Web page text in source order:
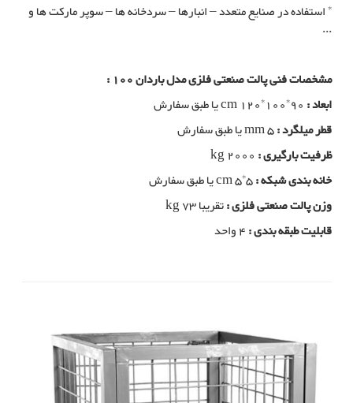
* استفاده در صنایع متعدد – انبارها – سردخانه ها – سوپر مارکت ها و
...
مشخصات فنی پالت صنعتی فلزی مدل باردان 100 :
ابعاد :
قطر میلگرد :mm 5 یا طبق سفارش
ظرفیت بارگیری : kg 2000
خانه بندی شبکه :cm 5*5 یا طبق سفارش
وزن پالت صنعتی فلزی :تقریبا kg 73
قابلیت طبقه بندی :